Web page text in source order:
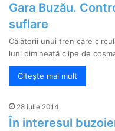
Gara Buzău.
suflare
Călătorii unui tren care
luni dimineață clipe de
Citește mai mult
28 iulie 2014
În interesul